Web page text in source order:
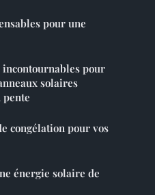
pour une
pour
solaires
congélation pour vos
énergie solaire de